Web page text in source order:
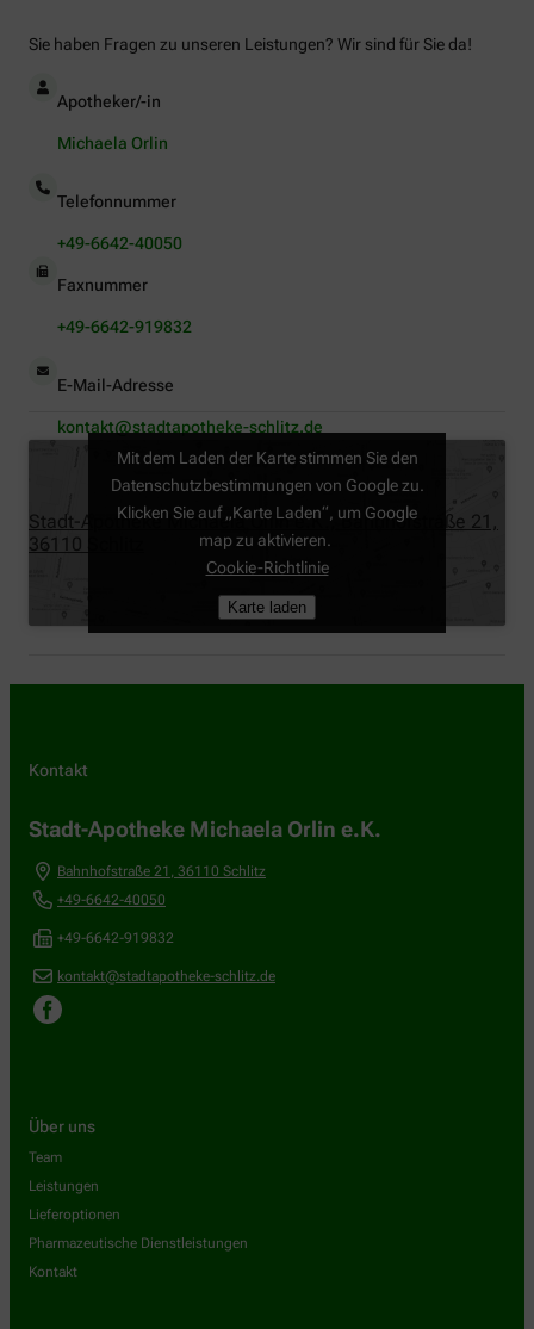
Sie haben Fragen zu unseren Leistungen? Wir sind für Sie da!
Apotheker/-in
Michaela Orlin
Telefonnummer
+49-6642-40050
Faxnummer
+49-6642-919832
E-Mail-Adresse
kontakt@stadtapotheke-schlitz.de
Stadt-Apotheke Michaela Orlin e.K., Bahnhofstraße 21,
36110 Schlitz
Mit dem Laden der Karte stimmen Sie den
Datenschutzbestimmungen von Google zu.
Klicken Sie auf „Karte Laden“, um Google
map zu aktivieren.
Cookie-Richtlinie
Karte laden
Kontakt
Stadt-Apotheke Michaela Orlin e.K.
Bahnhofstraße 21 , 36110 Schlitz
+49-6642-40050
+49-6642-919832
kontakt@stadtapotheke-schlitz.de
Über uns
Team
Leistungen
Lieferoptionen
Pharmazeutische Dienstleistungen
Kontakt